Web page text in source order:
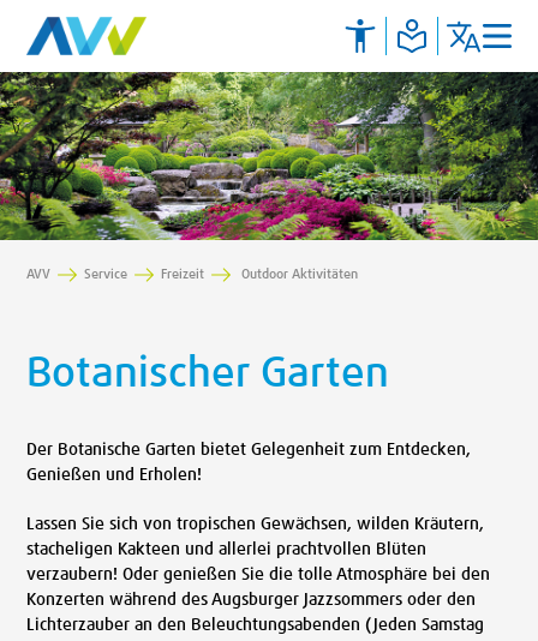
AVV Service Freizeit Outdoor Aktivitäten
Botanischer Garten
Der Botanische Garten bietet Gelegenheit zum Entdecken,
Genießen und Erholen!
Lassen Sie sich von tropischen Gewächsen, wilden Kräutern,
stacheligen Kakteen und allerlei prachtvollen Blüten
verzaubern! Oder genießen Sie die tolle Atmosphäre bei den
Konzerten während des Augsburger Jazzsommers oder den
Lichterzauber an den Beleuchtungsabenden (Jeden Samstag